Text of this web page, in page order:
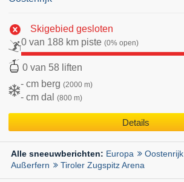
Skigebied gesloten
0 van 188 km piste (0% open)
0 van 58 liften
- cm berg (2000 m)
- cm dal (800 m)
Details
Alle sneeuwberichten: Europa Oostenrijk
Außerfern
Tiroler Zugspitz Arena